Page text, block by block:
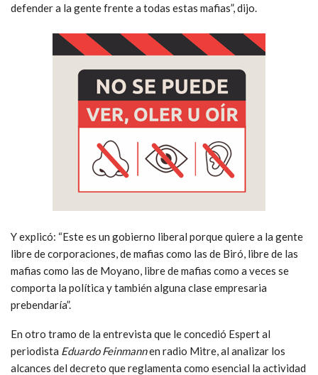
defender a la gente frente a todas estas mafias”, dijo.
Y explicó: “Este es un gobierno liberal porque quiere a la gente
libre de corporaciones, de mafias como las de Biró, libre de las
mafias como las de Moyano, libre de mafias como a veces se
comporta la política y también alguna clase empresaria
prebendaría”.
En otro tramo de la entrevista que le concedió Espert al
periodista Eduardo Feinmannen radio Mitre, al analizar los
alcances del decreto que reglamenta como esencial la actividad